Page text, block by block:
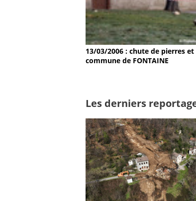
13/03/2006 : chute de pierres
commune de FONTAINE
Les derniers